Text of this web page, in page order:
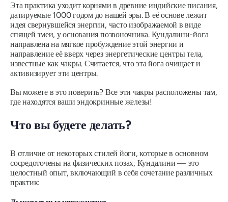
Эта практика уходит корнями в древние индийские писания,
датируемые 1000 годом до нашей эры. В её основе лежит
идея свернувшейся энергии, часто изображаемой в виде
спящей змеи, у основания позвоночника. Кундалини-йога
направлена ​​на мягкое пробуждение этой энергии и
направление её вверх через энергетические центры тела,
известные как чакры. Считается, что эта йога очищает и
активизирует эти центры.
Вы можете в это поверить? Все эти чакры расположены там,
где находятся ваши эндокринные железы!
Что вы будете делать?
В отличие от некоторых стилей йоги, которые в основном
сосредоточены на физических позах, Кундалини — это
целостный опыт, включающий в себя сочетание различных
практик: